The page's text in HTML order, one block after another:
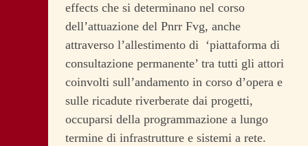
effects che si determinano nel corso
dell’attuazione del Pnrr Fvg, anche
attraverso l’allestimento di ‘piattaforma di
consultazione permanente’ tra tutti gli attori
coinvolti sull’andamento in corso d’opera e
sulle ricadute riverberate dai progetti,
occuparsi della programmazione a lungo
termine di infrastrutture e sistemi a rete.